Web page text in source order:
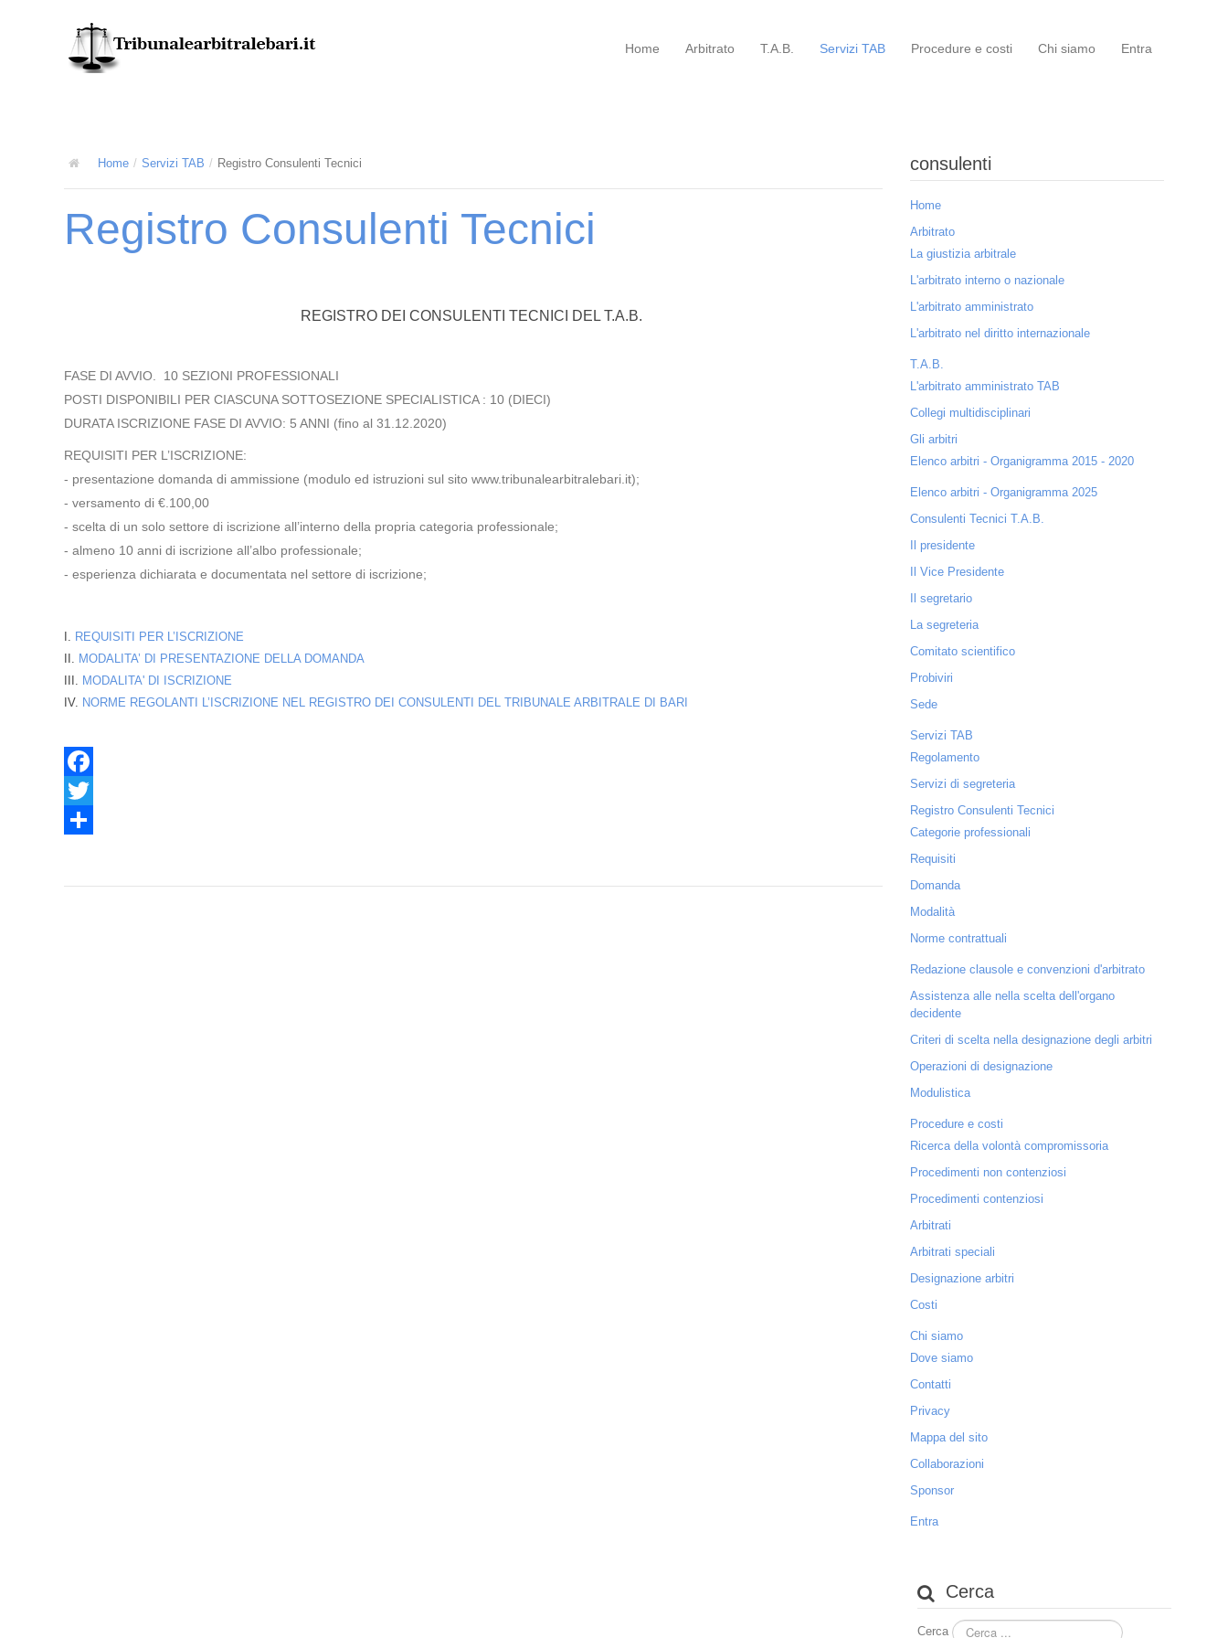
Home Arbitrato T.A.B. Servizi TAB Procedure e costi Chi siamo Entra
Home / Servizi TAB / Registro Consulenti Tecnici
Registro Consulenti Tecnici
REGISTRO DEI CONSULENTI TECNICI DEL T.A.B.
FASE DI AVVIO. 10 SEZIONI PROFESSIONALI
POSTI DISPONIBILI PER CIASCUNA SOTTOSEZIONE SPECIALISTICA : 10 (DIECI)
DURATA ISCRIZIONE FASE DI AVVIO: 5 ANNI (fino al 31.12.2020)
REQUISITI PER L’ISCRIZIONE:
- presentazione domanda di ammissione (modulo ed istruzioni sul sito www.tribunalearbitralebari.it);
- versamento di €.100,00
- scelta di un solo settore di iscrizione all’interno della propria categoria professionale;
- almeno 10 anni di iscrizione all’albo professionale;
- esperienza dichiarata e documentata nel settore di iscrizione;
I. REQUISITI PER L’ISCRIZIONE
II. MODALITA’ DI PRESENTAZIONE DELLA DOMANDA
III. MODALITA' DI ISCRIZIONE
IV. NORME REGOLANTI L’ISCRIZIONE NEL REGISTRO DEI CONSULENTI DEL TRIBUNALE ARBITRALE DI BARI
Facebook
Twitter
consulenti
Home
Arbitrato
La giustizia arbitrale
L'arbitrato interno o nazionale
L'arbitrato amministrato
L'arbitrato nel diritto internazionale
T.A.B.
L'arbitrato amministrato TAB
Collegi multidisciplinari
Gli arbitri
Elenco arbitri - Organigramma 2015 - 2020
Elenco arbitri - Organigramma 2025
Consulenti Tecnici T.A.B.
Il presidente
Il Vice Presidente
Il segretario
La segreteria
Comitato scientifico
Probiviri
Sede
Servizi TAB
Regolamento
Servizi di segreteria
Registro Consulenti Tecnici
Categorie professionali
Requisiti
Domanda
Modalità
Norme contrattuali
Redazione clausole e convenzioni d'arbitrato
Assistenza alle nella scelta dell'organo
decidente
Criteri di scelta nella designazione degli arbitri
Operazioni di designazione
Modulistica
Procedure e costi
Ricerca della volontà compromissoria
Procedimenti non contenziosi
Procedimenti contenziosi
Arbitrati
Arbitrati speciali
Designazione arbitri
Costi
Chi siamo
Dove siamo
Contatti
Privacy
Mappa del sito
Collaborazioni
Sponsor
Entra
Cerca
Cerca